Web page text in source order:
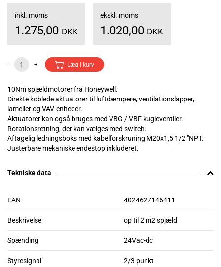
inkl. moms
1.275,00 DKK
ekskl. moms
1.020,00 DKK
- + Læg i kurv
10Nm spjældmotorer fra Honeywell.
Direkte koblede aktuatorer til luftdæmpere, ventilationslapper,
lameller og VAV-enheder.
Aktuatorer kan også bruges med VBG / VBF kugleventiler.
Rotationsretning, der kan vælges med switch.
Aftagelig ledningsboks med kabelforskruning M20x1,5 1/2 "NPT.
Justerbare mekaniske endestop inkluderet.
Tekniske data
EAN 4024627146411
Beskrivelse op til 2 m2 spjæld
Spænding 24Vac-dc
Styresignal 2/3 punkt